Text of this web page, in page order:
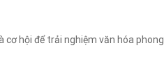
hội để trải nghiệm văn hóa